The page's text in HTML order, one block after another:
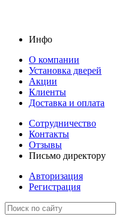
Инфо
О компании
Установка дверей
Акции
Клиенты
Доставка и оплата
Сотрудничество
Контакты
Отзывы
Письмо директору
Авторизация
Регистрация